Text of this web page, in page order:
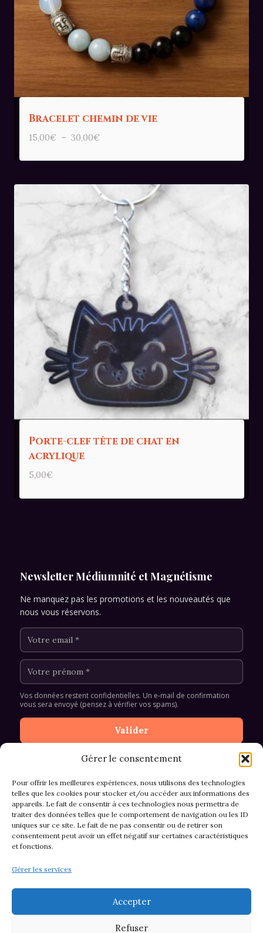
Gérer le consentement
Pour offrir les meilleures expériences, nous utilisons des technologies
telles que les cookies pour stocker et/ou accéder aux informations des
appareils. Le fait de consentir à ces technologies nous permettra de
traiter des données telles que le comportement de navigation ou les ID
uniques sur ce site. Le fait de ne pas consentir ou de retirer son
consentement peut avoir un effet négatif sur certaines caractéristiques
et fonctions.
Gérer les services
Accepter
Refuser
Bracelet chemin de vie
15,00€ – 30,00€Plage
prix :
à
30,00€
Porte-clef tête de chat en
acrylique
5,00€
Newsletter Médiumnité et Magnétisme
Ne manquez pas les promotions et les nouveautés que
nous vous réservons.
Vos données restent confidentielles. Un e-mail de confirmation
vous sera envoyé (pensez à vérifier vos spams).
CGV et Retours
Mentions légales & confidentialité